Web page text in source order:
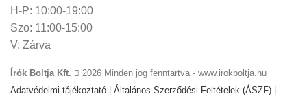
H-P: 10:00-19:00
Szo: 11:00-15:00
V: Zárva
Írók Boltja Kft.
2026 Minden jog fenntartva - www.irokboltja.hu
Adatvédelmi tájékoztató
Általános Szerződési Feltételek (ÁSZF)